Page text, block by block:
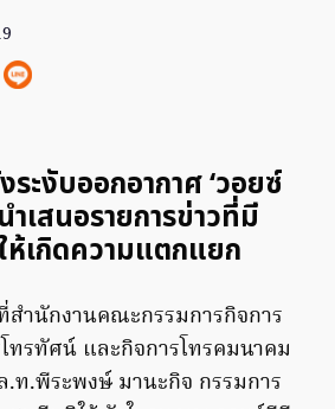
ะงับออกอากาศ ‘วอยซ์
ำเสนอรายการข่าวที่มี
เกิดความแตกแยก
ำนักงานคณะกรรมการกิจการ
ทรทัศน์ และกิจการโทรคมนาคม
ท.พีระพงษ์ มานะกิจ กรรมการ